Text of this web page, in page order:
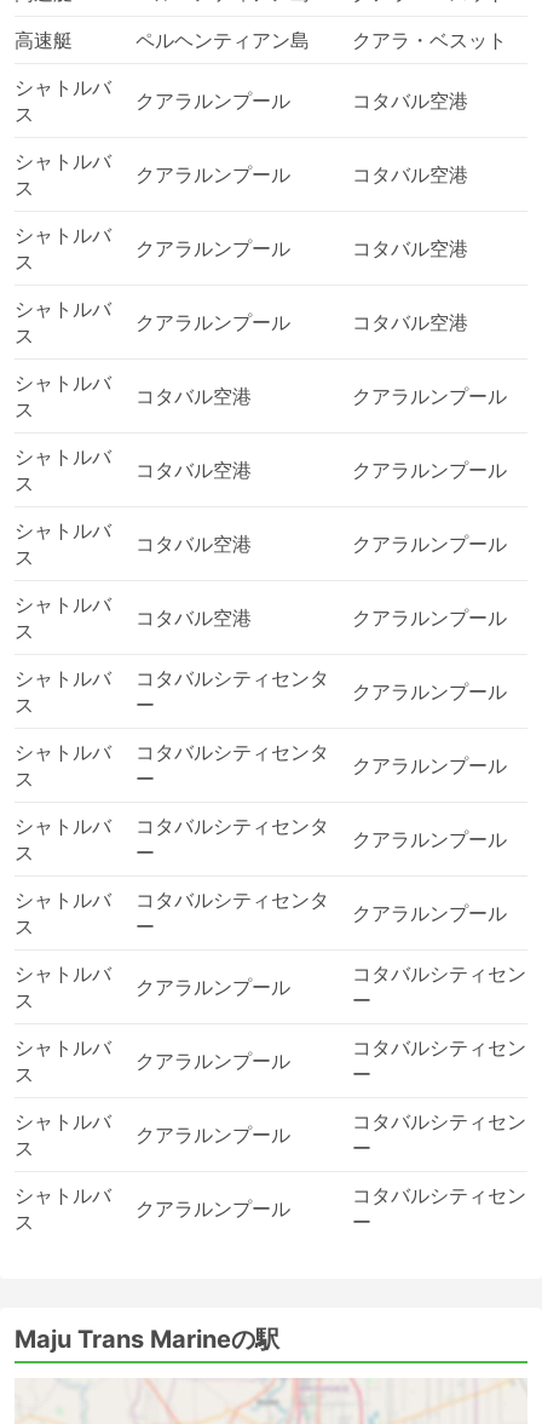
船に乗れば、他の方法では行けないような島やビー
かかり、時には船酔いする懸念もありますが、楽園の
フェリーのチケットはオンラインで予約できるので、
に、ピークシーズンや祝日、長期休暇など、チケット
の需要が高い時期や、運航している船舶の数が限られ
路線によっては、航空券やキャビンのクラスを選択す
ド・キャビンがあり、さまざまな特典が含まれている
場合とそうでない場合があります。運賃の条件を常に
フェリーの旅はいつも楽しいものです。訪れた場所や
通り過ぎるだけだった場所を、別の角度から見ること
素晴らしく、全く違って見えて格別な経験となりま
す。セーリングは、素敵でユニークな写真やビデオを
デメリット
船旅中の大きな心配事は船酔いです。これまで一度も
うにスムーズに進むという保証はありません。荒れた
海やスピードボートの旅は、どんなに丈夫な胃腸でも
行の30分前に薬を飲んでください。空腹だと船酔い
ことも効果的です。
フェリーの旅は、天候や海況に大きく左右されるた
やオフシーズンの旅行には注意が必要です。雨や苔む
した海、荒れ模様の天候は、旅行の日程に支障をきた
季節でも、飛行機の乗り継ぎ時間をタイトにしないな
ど、柔軟性を保つようにしましょう。
高速艇
ペルヘンティアン島
クアラ・ベスット
シャトルバ
ス
クアラルンプール コタバル空港
シャトルバ
ス
クアラルンプール コタバル空港
シャトルバ
ス
クアラルンプール コタバル空港
シャトルバ
ス
クアラルンプール コタバル空港
シャトルバ
ス
コタバル空港 クアラルンプール
シャトルバ
ス
コタバル空港 クアラルンプール
シャトルバ
ス
コタバル空港 クアラルンプール
シャトルバ
ス
コタバル空港 クアラルンプール
シャトルバ
ス
コタバルシティセンタ
ー
クアラルンプール
シャトルバ
ス
コタバルシティセンタ
ー
クアラルンプール
シャトルバ
ス
コタバルシティセンタ
ー
クアラルンプール
シャトルバ
ス
コタバルシティセンタ
ー
クアラルンプール
シャトルバ
ス
クアラルンプール
コタバルシティセン
ー
シャトルバ
ス
クアラルンプール
コタバルシティセン
ー
シャトルバ
ス
クアラルンプール
コタバルシティセン
ー
シャトルバ
ス
クアラルンプール
コタバルシティセン
ー
Maju Trans Marineの駅